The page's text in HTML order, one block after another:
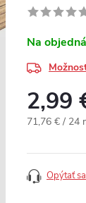
Na
2,99
Jednotková
71,76 € / 24
Opýtať sa